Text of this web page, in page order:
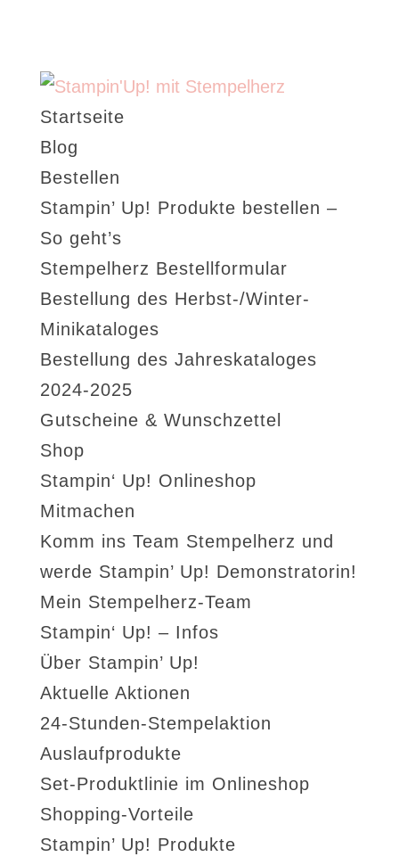
Startseite
Blog
Bestellen
Stampin’ Up! Produkte bestellen –
So geht’s
Stempelherz Bestellformular
Bestellung des Herbst-/Winter-
Minikataloges
Bestellung des Jahreskataloges
2024-2025
Gutscheine & Wunschzettel
Shop
Stampin‘ Up! Onlineshop
Mitmachen
Komm ins Team Stempelherz und
werde Stampin’ Up! Demonstratorin!
Mein Stempelherz-Team
Stampin‘ Up! – Infos
Über Stampin’ Up!
Aktuelle Aktionen
24-Stunden-Stempelaktion
Auslaufprodukte
Set-Produktlinie im Onlineshop
Shopping-Vorteile
Stampin’ Up! Produkte